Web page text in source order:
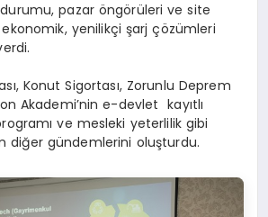
durumu, pazar öngörüleri ve site
yenilikçi şarj çözümleri
Konut Sigortası, Zorunlu Deprem
Akademi’nin e-devlet kayıtlı
ve mesleki yeterlilik gibi
diğer gündemlerini oluşturdu.